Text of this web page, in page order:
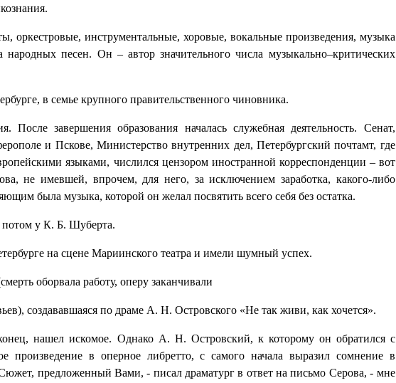
оркестровые, инструментальные, хоровые, вокальные произведения, музыка
народных песен. Он – автор значительного числа музыкально–критических
в семье крупного правительственного чиновника.
завершения образования началась служебная деятельность. Сенат,
и Пскове, Министерство внутренних дел, Петербургский почтамт, где
языками, числился цензором иностранной корреспонденции – вот
не имевшей, впрочем, для него, за исключением заработка, какого-либо
была музыка, которой он желал посвятить всего себя без остатка.
потом у К. Б. Шуберта.
на сцене Мариинского театра и имели шумный успех.
оборвала работу, оперу заканчивали
создававшаяся по драме А. Н. Островского «Не так живи, как хочется».
нашел искомое. Однако А. Н. Островский, к которому он обратился с
произведение в оперное либретто, с самого начала выразил сомнение в
предложенный Вами, - писал драматург в ответ на письмо Серова, - мне